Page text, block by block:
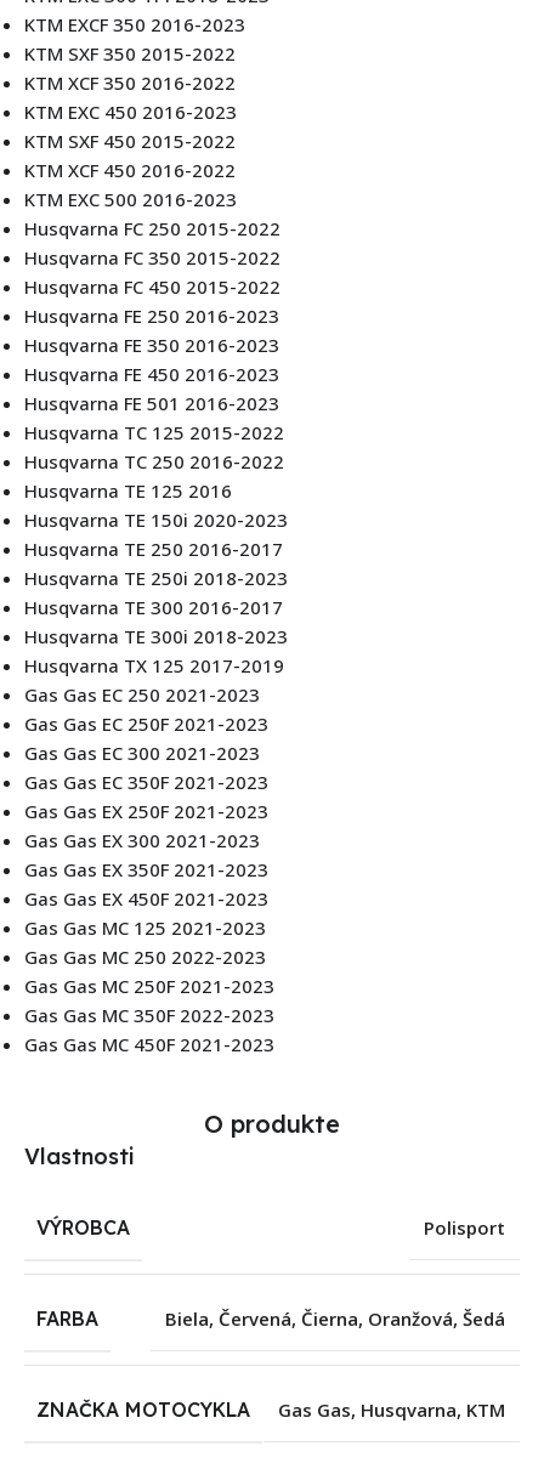
KTM EXCF 350 2016-2023
KTM SXF 350 2015-2022
KTM XCF 350 2016-2022
KTM EXC 450 2016-2023
KTM SXF 450 2015-2022
KTM XCF 450 2016-2022
KTM EXC 500 2016-2023
Husqvarna FC 250 2015-2022
Husqvarna FC 350 2015-2022
Husqvarna FC 450 2015-2022
Husqvarna FE 250 2016-2023
Husqvarna FE 350 2016-2023
Husqvarna FE 450 2016-2023
Husqvarna FE 501 2016-2023
Husqvarna TC 125 2015-2022
Husqvarna TC 250 2016-2022
Husqvarna TE 125 2016
Husqvarna TE 150i 2020-2023
Husqvarna TE 250 2016-2017
Husqvarna TE 250i 2018-2023
Husqvarna TE 300 2016-2017
Husqvarna TE 300i 2018-2023
Husqvarna TX 125 2017-2019
Gas Gas EC 250 2021-2023
Gas Gas EC 250F 2021-2023
Gas Gas EC 300 2021-2023
Gas Gas EC 350F 2021-2023
Gas Gas EX 250F 2021-2023
Gas Gas EX 300 2021-2023
Gas Gas EX 350F 2021-2023
Gas Gas EX 450F 2021-2023
Gas Gas MC 125 2021-2023
Gas Gas MC 250 2022-2023
Gas Gas MC 250F 2021-2023
Gas Gas MC 350F 2022-2023
Gas Gas MC 450F 2021-2023
O produkte
Vlastnosti
VÝROBCA Polisport
FARBA Biela, Červená, Čierna, Oranžová, Šedá
ZNAČKA MOTOCYKLA Gas Gas, Husqvarna, KTM